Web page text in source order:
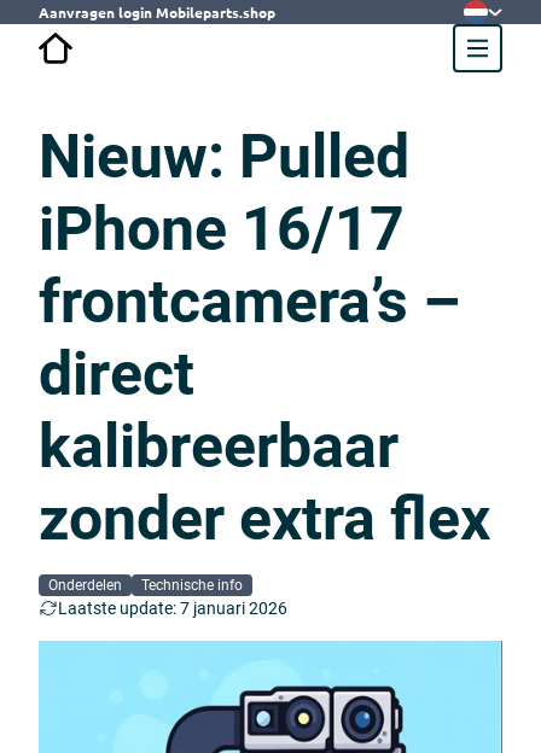
Aanvragen login Mobileparts.shop
Nieuw: Pulled
iPhone 16/17
frontcamera’s –
direct
kalibreerbaar
zonder extra flex
Onderdelen Technische info
Laatste update: 7 januari 2026